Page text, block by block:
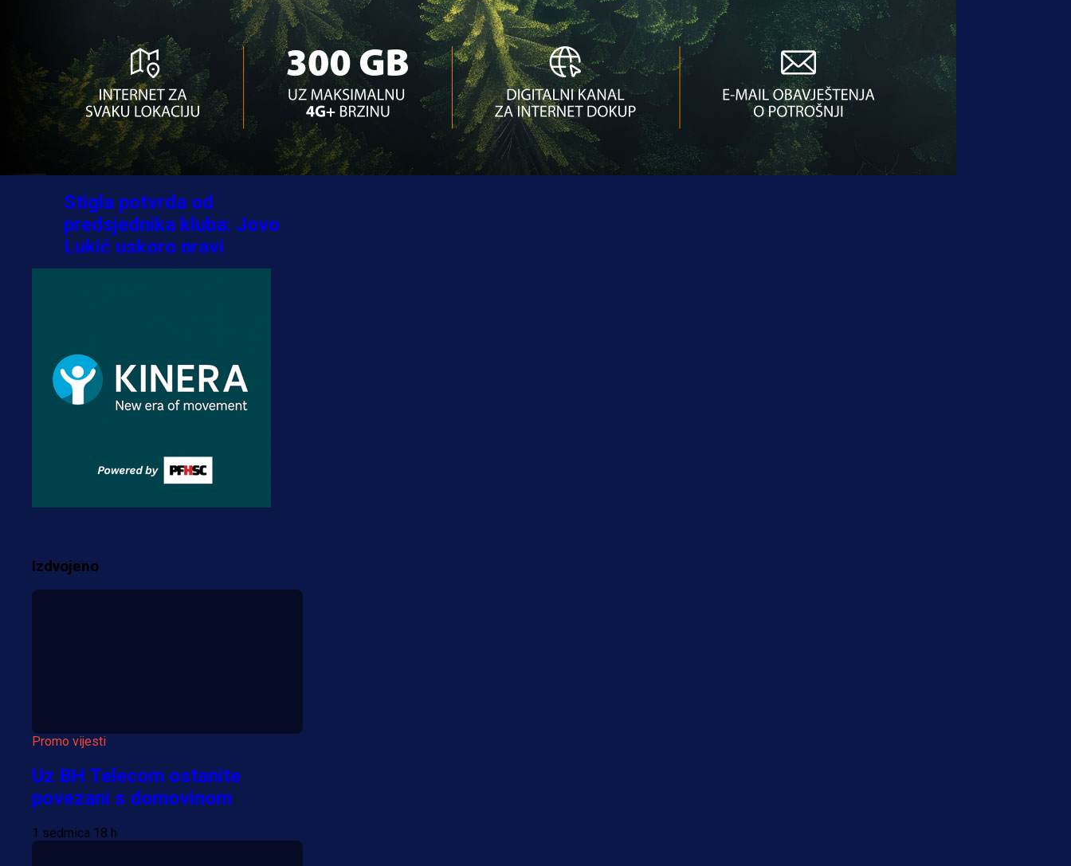
A Selekcija
Jovo Lukić ima novi klub:
Trener Cluja praktično
potvrdio veliki transfer!
4 dan 7 h
A Selekcija
Stigla potvrda od
predsjednika kluba: Jovo
Lukić uskoro pravi
transfer!?
Zmajevi dobili veliko
pojačanje: Fudbaler
Olympiacosa želi obući
Premijer liga BiH
Misimović priveden: SIPA
Borac!
Izdvojeno
Promo vijesti
Uz BH Telecom ostanite
povezani s domovinom
1 sedmica 18 h